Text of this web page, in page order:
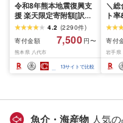
令和8年熊本地震復興支
援 楽天限定寄附額[訳あ
り]牛タン 500g〜2kg 肉
牛肉 訳あり 牛タン 冷凍
小分け 厚切り 薄切り 食
べ比べ 500g 1kg 1.5kg
2kg 牛 人気 ビーフ 牛た
ん ふるさと納税 ランキ
4.2 (2290件)
寄付金額
7,500 円〜
熊本県 八代市
13サイトで比較
＼総
ト
厚切
ピ
内発
届
と
寄付
岩手県
魚介・海産物 人気